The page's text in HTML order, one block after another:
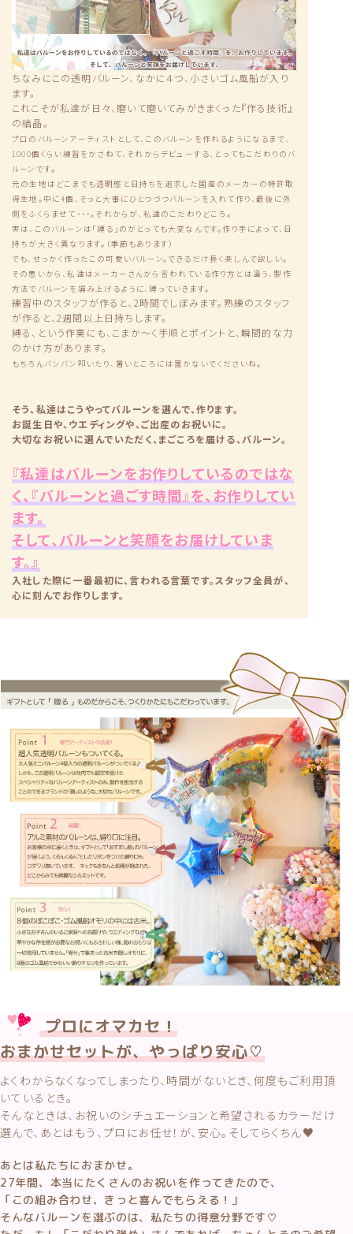
ちなみにこの透明バルーン、なかに４つ、小さいゴム風船が入り
ます。
これこそが私達が日々、磨いて磨いてみがきまくった『作る技術』
の結晶。
プロのバルーンアーティストとして、このバルーンを作れるようになるまで、
1000個くらい練習をかさねて、それからデビューする、とってもこだわりのバ
ルーンです。
元の生地はどこまでも透明感と日持ちを追求した国産のメーカーの特許取
得生地。中に4個、そっと大事にひとつづつバルーンを入れて作り、最後に外
側をふくらませて・・・。それからが、私達のこだわりどころ。
実は、このバルーンは「縛る」のがとっても大変なんです。作り手によって、日
持ちが大きく異なります。（季節もあります）
でも、せっかく作ったこの可愛いバルーン。できるだけ長く楽しんで欲しい。
その思いから、私達はメーカーさんから言われている作り方とは違う、製作
方法でバルーンを編み上げるように、縛っていきます。
練習中のスタッフが作ると、2時間でしぼみます。熟練のスタッフ
が作ると、2週間以上日持ちします。
縛る、という作業にも、こまか〜く手順とポイントと、瞬間的な力
のかけ方があります。
もちろんバンバン叩いたり、暑いところには置かないでくださいね。
そう、私達はこうやってバルーンを選んで、作ります。
お誕生日や、ウエディングや、ご出産のお祝いに。
大切なお祝いに選んでいただく、まごころを届ける、バルーン。
『私達はバルーンをお作りしているのではな
く、『バルーンと過ごす時間』を、お作りしてい
ます。
そして、バルーンと笑顔をお届けしていま
す。』
入社した際に一番最初に、言われる言葉です。スタッフ全員が、
心に刻んでお作りします。
プロにオマカセ！
おまかせセットが、やっぱり安心♡
よくわからなくなってしまったり、時間がないとき、何度もご利用頂
いているとき。
そんなときは、お祝いのシチュエーションと希望されるカラーだけ
選んで、あとはもう、プロにお任せ！が、安心。そしてらくちん♥
あとは私たちにおまかせ。
27年間、本当にたくさんのお祝いを作ってきたので、
「この組み合わせ、きっと喜んでもらえる！」
そんなバルーンを選ぶのは、私たちの得意分野です♡